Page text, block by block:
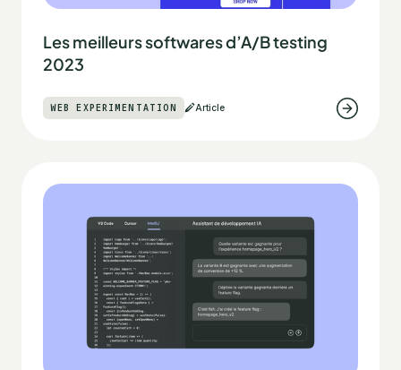
Les meilleurs softwares d’A/B testing
2023
WEB EXPERIMENTATION Article